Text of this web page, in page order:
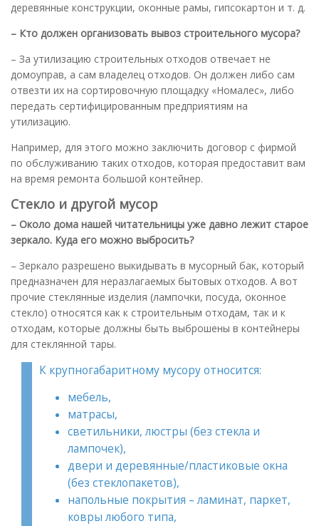
деревянные конструкции, оконные рамы, гипсокартон и т. д.
– Кто должен организовать вывоз строительного мусора?
– За утилизацию строительных отходов отвечает не
домоуправ, а сам владелец отходов. Он должен либо сам
отвезти их на сортировочную площадку «Номалес», либо
передать сертифицированным предприятиям на
утилизацию.
Например, для этого можно заключить договор с фирмой
по обслуживанию таких отходов, которая предоставит вам
на время ремонта большой контейнер.
Стекло и другой мусор
– Около дома нашей читательницы уже давно лежит старое
зеркало. Куда его можно выбросить?
– Зеркало разрешено выкидывать в мусорный бак, который
предназначен для неразлагаемых бытовых отходов. А вот
прочие стеклянные изделия (лампочки, посуда, оконное
стекло) относятся как к строительным отходам, так и к
отходам, которые должны быть выброшены в контейнеры
для стеклянной тары.
К крупногабаритному мусору относится:
мебель,
матрасы,
светильники, люстры (без стекла и
лампочек),
двери и деревянные/пластиковые окна
(без стеклопакетов),
напольные покрытия – ламинат, паркет,
ковры любого типа,